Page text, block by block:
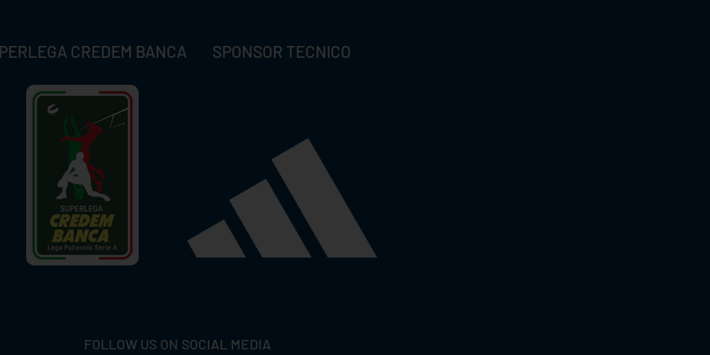
CREDEM BANCA SPONSOR TECNICO
FOLLOW US ON SOCIAL MEDIA